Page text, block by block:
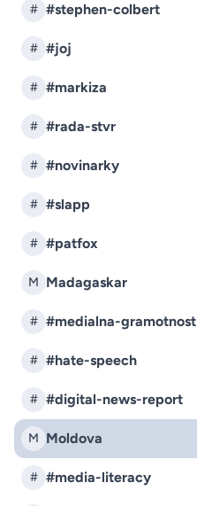
# #stephen-colbert
# #joj
# #markiza
# #rada-stvr
# #novinarky
# #slapp
# #patfox
M Madagaskar
# #medialna-gramotnost
# #hate-speech
# #digital-news-report
M Moldova
# #media-literacy